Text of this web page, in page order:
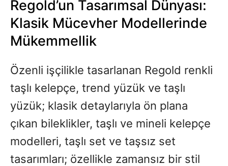
Regold’un Tasarımsal Dünyası:
Klasik Mücevher Modellerinde
Mükemmellik
Özenli işçilikle tasarlanan Regold renkli
taşlı kelepçe, trend yüzük ve taşlı
yüzük; klasik detaylarıyla ön plana
çıkan bileklikler, taşlı ve mineli kelepçe
modelleri, taşlı set ve taşsız set
tasarımları; özellikle zamansız bir stil